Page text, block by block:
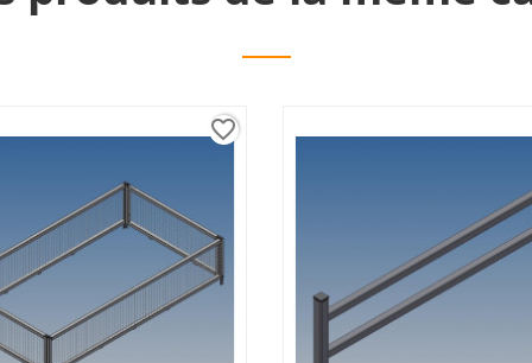
favorite_border favorite_border